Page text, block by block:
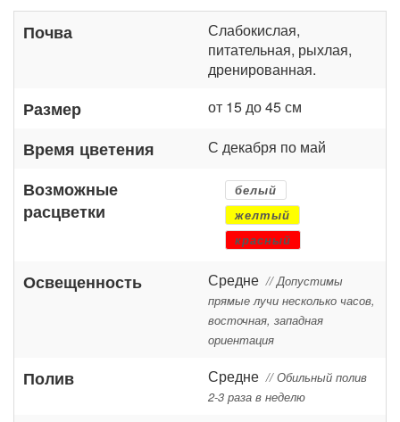
Почва
Слабокислая,
питательная, рыхлая,
дренированная.
Размер от 15 до 45 см
Время цветения С декабря по май
Возможные
расцветки
белый
желтый
красный
Освещенность Средне // Допустимы
прямые лучи несколько часов,
восточная, западная
ориентация
Полив Средне // Обильный полив
2-3 раза в неделю